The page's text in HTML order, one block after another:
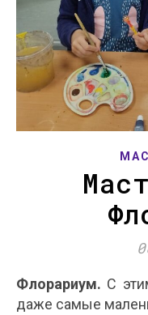
Флорариум. С
даже самые